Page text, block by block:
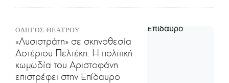
ΟΔΗΓΟΣ ΘΕΑΤΡΟΥ
«Λυσιστράτη» σε σκηνοθεσία
Αστέριου Πελτέκη: Η πολιτική
κωμωδία του Αριστοφάνη
επιστρέφει στην Επίδαυρο